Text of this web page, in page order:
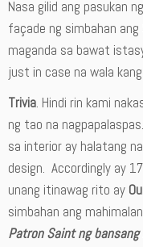
Nasa gilid ang pasukan
façade ng simbahan
maganda sa bawat
just in case na wala
Trivia. Hindi rin kami
ng tao na
sa interior ay halatang
design. Accordingly ay 17
unang itinawag rito ay
simbahan ang
Patron Saint ng bansang